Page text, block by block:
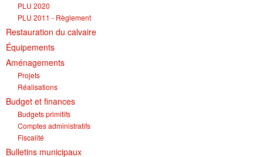
PLU 2020
PLU 2011 - Règlement
Restauration du calvaire
Équipements
Aménagements
Projets
Réalisations
Budget et finances
Budgets primitifs
Comptes administratifs
Fiscalité
Bulletins municipaux